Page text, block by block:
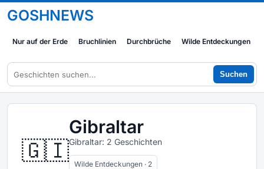
GOSHNEWS
Nur auf der Erde Bruchlinien Durchbrüche Wilde Entdeckungen
Suchen
🇬🇮
Gibraltar
Gibraltar: 2 Geschichten
Wilde Entdeckungen · 2